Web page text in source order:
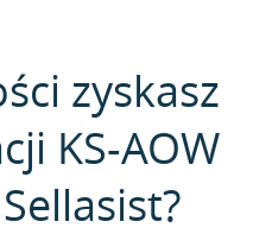
zyskasz
KS-AOW